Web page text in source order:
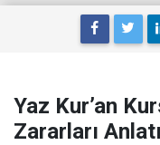
Yaz Kur’an
Zararları